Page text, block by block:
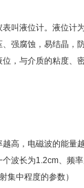
叫液位计。液位计
强腐蚀，易结晶，
，与介质的粘度、
高，电磁波的能
波长为1.2cm、频
集中程度的参数）